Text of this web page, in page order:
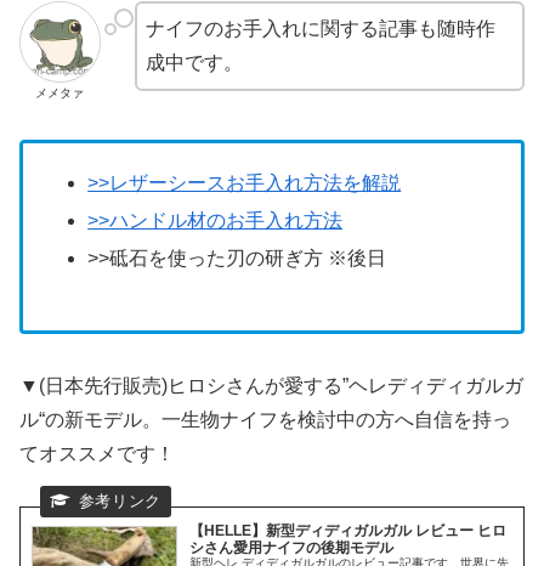
メメタァ
ナイフのお手入れに関する記事も随時作
成中です。
>>レザーシースお手入れ方法を解説
>>ハンドル材のお手入れ方法
>>砥石を使った刃の研ぎ方 ※後日
▼(日本先行販売)ヒロシさんが愛する”ヘレディディガルガ
ル“の新モデル。一生物ナイフを検討中の方へ自信を持っ
てオススメです！
【HELLE】新型ディディガルガル レビュー ヒロ
シさん愛用ナイフの後期モデル
新型ヘレ ディディガルガルのレビュー記事です。世界に先